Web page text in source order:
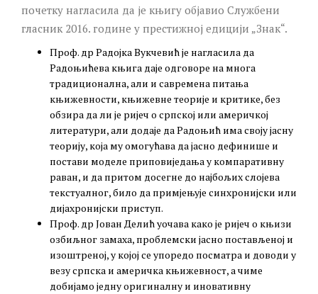
почетку нагласила да је књигу објавио Службени
гласник 2016. године у престижној едицији „Знак“.
Проф. др Радојка Вукчевић је нагласила да
Радоњићева књига даје одговоре на многа
традиционална, али и савремена питања
књижевности, књижевне теорије и критике, без
обзира да ли је ријеч о српској или америчкој
литератури, али додаје да Радоњић има своју јасну
теорију, која му омогућава да јасно дефинише и
постави моделе приповиједања у компаративну
раван, и да притом досегне до најбољих слојева
текстуалног, било да примјењује синхронијски или
дијахронијски приступ.
Проф. др Јован Делић уочава како је ријеч о књизи
озбиљног замаха, проблемски јасно постављеној и
изоштреној, у којој се упоредо посматра и доводи у
везу српска и америчка књижевност, а чиме
добијамо једну оригиналну и иновативну